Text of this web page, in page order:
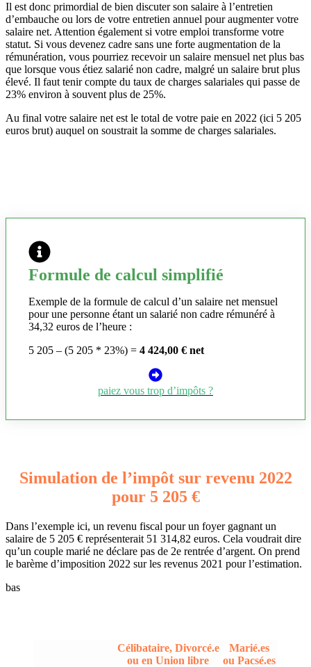
Il est donc primordial de bien discuter son salaire à l’entretien
d’embauche ou lors de votre entretien annuel pour augmenter votre
salaire net. Attention également si votre emploi transforme votre
statut. Si vous devenez cadre sans une forte augmentation de la
rémunération, vous pourriez recevoir un salaire mensuel net plus bas
que lorsque vous étiez salarié non cadre, malgré un salaire brut plus
élevé. Il faut tenir compte du taux de charges salariales qui passe de
23% environ à souvent plus de 25%.
Au final votre salaire net est le total de votre paie en 2022 (ici 5 205
euros brut) auquel on soustrait la somme de charges salariales.
Formule de calcul simplifié
Exemple de la formule de calcul d’un salaire net mensuel
pour une personne étant un salarié non cadre rémunéré à
34,32 euros de l’heure :
5 205 – (5 205 * 23%) = 4 424,00 € net
paiez vous trop d’impôts ?
Simulation de l’impôt sur revenu 2022
pour 5 205 €
Dans l’exemple ici, un revenu fiscal pour un foyer gagnant un
salaire de 5 205 € représenterait 51 314,82 euros. Cela voudrait dire
qu’un couple marié ne déclare pas de 2e rentrée d’argent. On prend
le barème d’imposition 2022 sur les revenus 2021 pour l’estimation.
bas
Célibataire, Divorcé.e
ou en Union libre
Marié.es
ou Pacsé.es